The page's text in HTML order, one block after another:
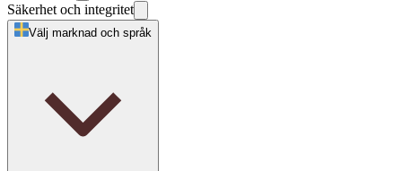
Säkerhet och integritet
Välj marknad och språk